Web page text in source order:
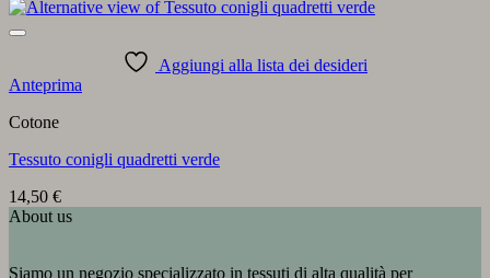
Aggiungi alla lista dei desideri
Anteprima
Cotone
Tessuto conigli quadretti verde
14,50 €
About us
Siamo un negozio specializzato in tessuti di alta qualità per